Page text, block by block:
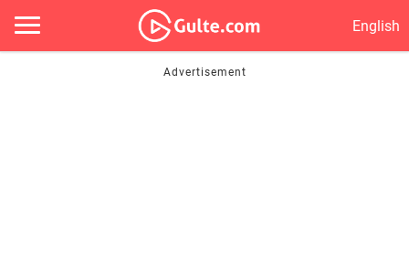
English